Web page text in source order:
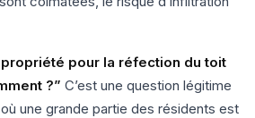
pour la réfection du toit
?” C’est une question légitime
une grande partie des résidents est